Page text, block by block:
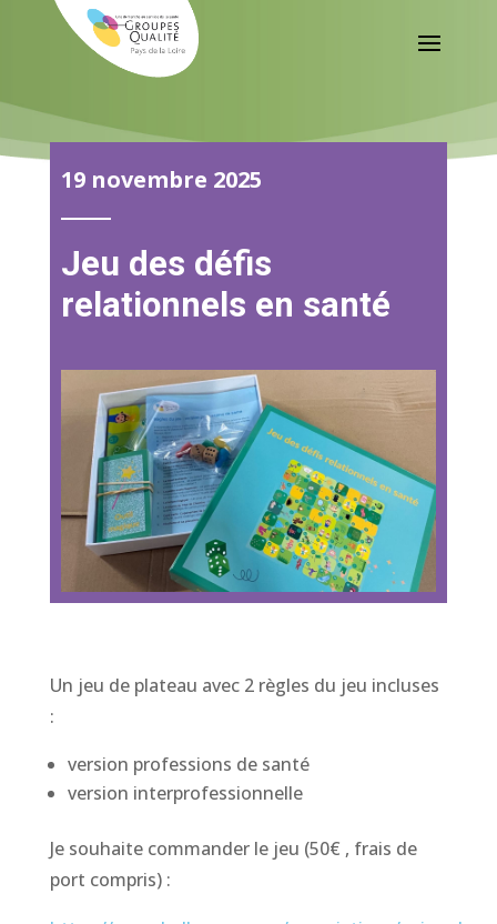
19 novembre 2025
Jeu des défis
relationnels en santé
Un jeu de plateau avec 2 règles du jeu incluses
:
version professions de santé
version interprofessionnelle
Je souhaite commander le jeu (50€ , frais de
port compris) :